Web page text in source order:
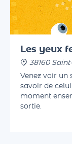
Les yeux
38160
Venez voir
savoir de